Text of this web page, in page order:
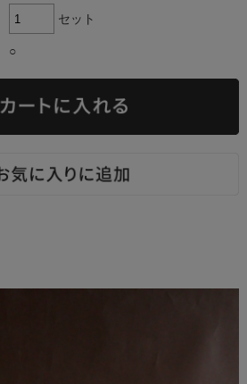
セット
○